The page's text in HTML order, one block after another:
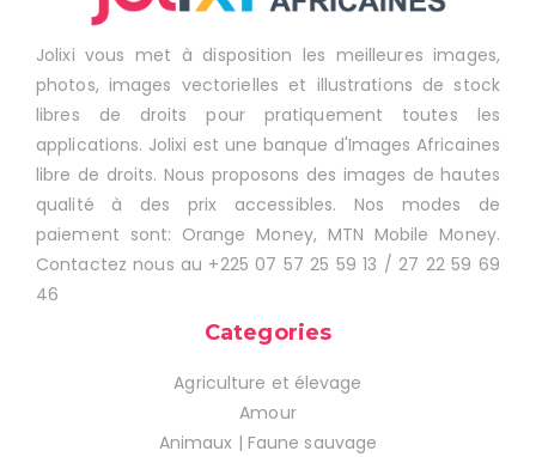
Jolixi vous met à disposition les meilleures images,
photos, images vectorielles et illustrations de stock
libres de droits pour pratiquement toutes les
applications. Jolixi est une banque d'Images Africaines
libre de droits. Nous proposons des images de hautes
qualité à des prix accessibles. Nos modes de
paiement sont: Orange Money, MTN Mobile Money.
Contactez nous au +225 07 57 25 59 13 / 27 22 59 69
46
Categories
Agriculture et élevage
Amour
Animaux | Faune sauvage